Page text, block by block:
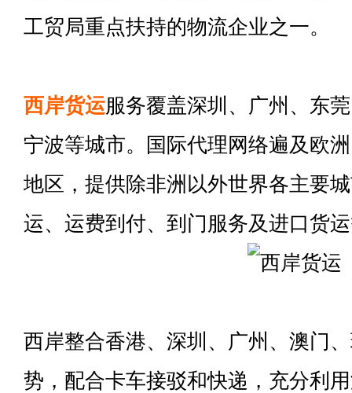
工贸局重点扶持的物流企业之一。
西岸货运服务覆盖深圳、广州、东
宁波等城市。国际代理网络遍及欧
地区，提供除非洲以外世界各主要
运、运费到付、到门服务及进口货
西岸整合香港、深圳、广州、澳门
势，配合卡车接驳和快递，充分利